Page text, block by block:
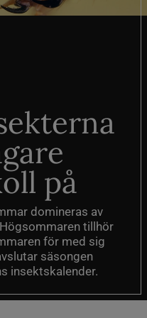
på
domineras av
tillhör
för med sig
säsongen
insektskalender.